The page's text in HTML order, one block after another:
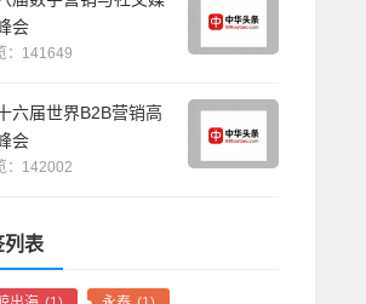
会
：141649
六届世界B2B营销高
会
：142002
列表